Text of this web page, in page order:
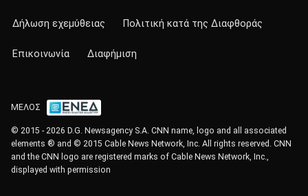
Δήλωση εχεμύθειας Πολιτική κατά της Διαφθοράς
Επικοινωνία Διαφήμιση
ΜΕΛΟΣ
© 2015 - 2026 D.G. Newsagency S.A. CNN name, logo and all associated
elements ® and © 2015 Cable News Network, Inc. All rights reserved. CNN
and the CNN logo are registered marks of Cable News Network, Inc.,
displayed with permission